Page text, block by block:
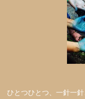
ひとつひとつ、一針一